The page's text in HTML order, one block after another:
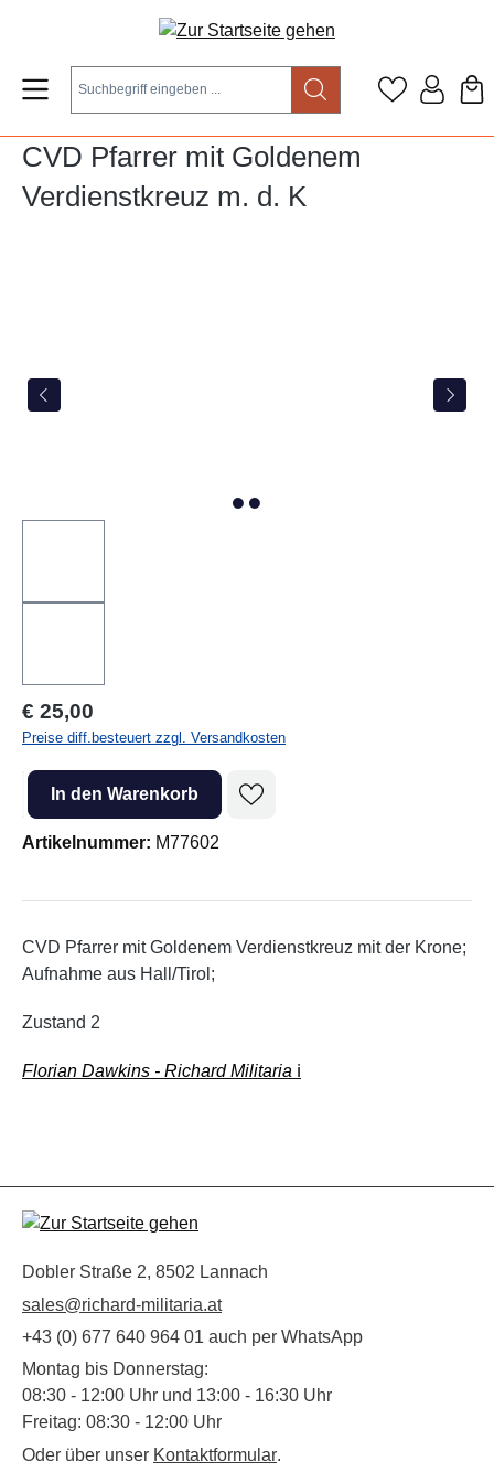
Zum Hauptinhalt springen
CVD Pfarrer mit Goldenem
Verdienstkreuz m. d. K
Regulärer Preis:
€ 25,00
Preise diff.besteuert zzgl. Versandkosten
Produkt Anzahl: Gib den gewünschten Wert ein oder benutze die
In den Warenkorb
Artikelnummer: M77602
CVD Pfarrer mit Goldenem Verdienstkreuz mit der Krone;
Aufnahme aus Hall/Tirol;
Zustand 2
Florian Dawkins - Richard Militaria ℹ️
Dobler Straße 2, 8502 Lannach
sales@richard-militaria.at
+43 (0) 677 640 964 01 auch per WhatsApp
Montag bis Donnerstag:
08:30 - 12:00 Uhr und 13:00 - 16:30 Uhr
Freitag: 08:30 - 12:00 Uhr
Oder über unser Kontaktformular.